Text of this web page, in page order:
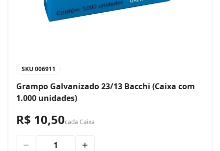
SKU 006911
Grampo Galvanizado 23/13 Bacchi (Caixa com
1.000 unidades)
R$ 10,50cada Caixa